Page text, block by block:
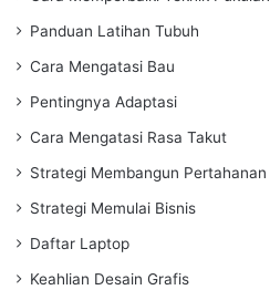
Panduan Latihan Tubuh
Cara Mengatasi Bau
Pentingnya Adaptasi
Cara Mengatasi Rasa Takut
Strategi Membangun Pertahanan
Strategi Memulai Bisnis
Daftar Laptop
Keahlian Desain Grafis